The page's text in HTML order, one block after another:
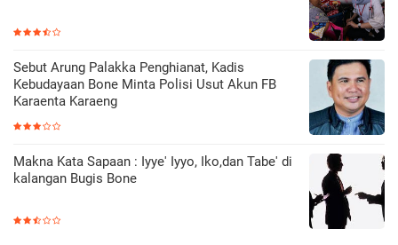
Sebut Arung Palakka Penghianat, Kadis
Kebudayaan Bone Minta Polisi Usut Akun FB
Karaenta Karaeng
Makna Kata Sapaan : Iyye' Iyyo, Iko,dan Tabe' di
kalangan Bugis Bone